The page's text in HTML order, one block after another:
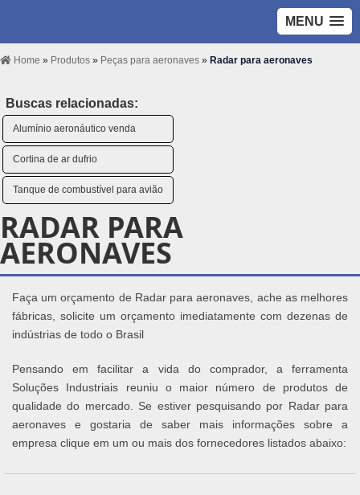
MENU
Home » Produtos » Peças para aeronaves » Radar para aeronaves
Buscas relacionadas:
Alumínio aeronáutico venda
Cortina de ar dufrio
Tanque de combustível para avião
RADAR PARA
AERONAVES
Faça um orçamento de Radar para aeronaves, ache as melhores
fábricas, solicite um orçamento imediatamente com dezenas de
indústrias de todo o Brasil
Pensando em facilitar a vida do comprador, a ferramenta
Soluções Industriais reuniu o maior número de produtos de
qualidade do mercado. Se estiver pesquisando por Radar para
aeronaves e gostaria de saber mais informações sobre a
empresa clique em um ou mais dos fornecedores listados abaixo: